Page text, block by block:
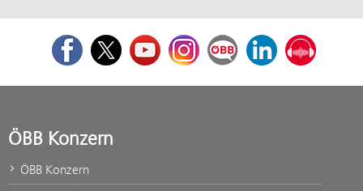
FacebookTwitterYoutubeInstagramÖBB Corporate Blog
LinkedInPodcast
ÖBB Konzern
ÖBB Konzern